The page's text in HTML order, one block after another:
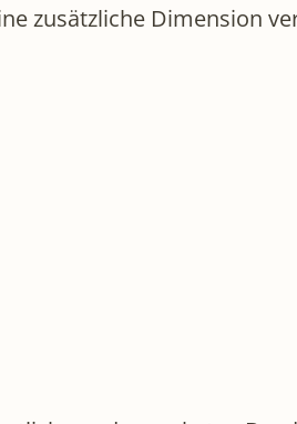
zusätzliche Dimension